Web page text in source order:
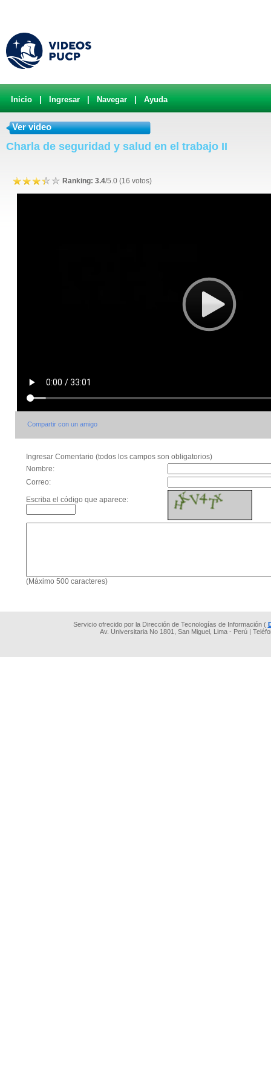
Inicio Ingresar Navegar Ayuda
Ver video
Charla de seguridad y salud en el trabajo II
Ranking: 3.4/5.0 (16 votos)
Compartir con un amigo
Ingresar Comentario (todos los campos son obligatorios)
Nombre:
Correo:
Escriba el código que aparece:
(Máximo 500 caracteres)
Servicio ofrecido por la Dirección de Tecnologías de Información (
Av. Universitaria No 1801, San Miguel, Lima - Perú |